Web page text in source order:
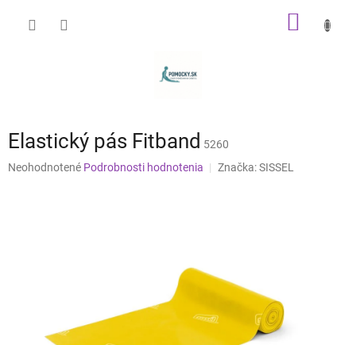
Elastický pás Fitband 5260
Priemerné
Neohodnotené Podrobnosti hodnotenia Značka:SISSEL